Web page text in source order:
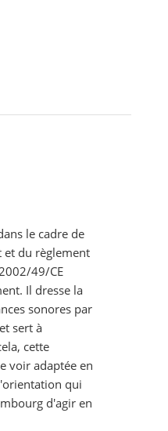
le cadre de
du règlement
49/CE
Il dresse la
sonores par
sert à
cette
voir adaptée en
qui
d'agir en